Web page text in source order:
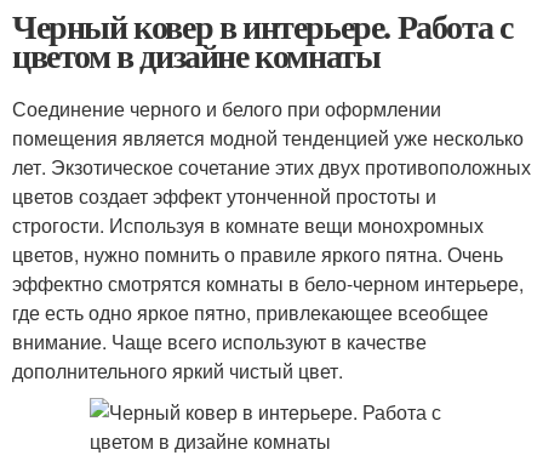
Черный ковер в интерьере. Работа с
цветом в дизайне комнаты
Соединение черного и белого при оформлении
помещения является модной тенденцией уже несколько
лет. Экзотическое сочетание этих двух противоположных
цветов создает эффект утонченной простоты и
строгости. Используя в комнате вещи монохромных
цветов, нужно помнить о правиле яркого пятна. Очень
эффектно смотрятся комнаты в бело-черном интерьере,
где есть одно яркое пятно, привлекающее всеобщее
внимание. Чаще всего используют в качестве
дополнительного яркий чистый цвет.